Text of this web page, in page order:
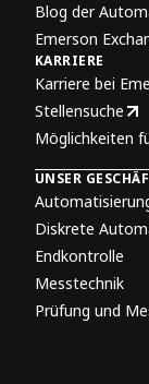
Blog der
Emerson
KARRIERE
Karriere bei
Stellensuche
Möglichkeiten
UNSER
Diskrete
Endkontrolle
Messtechnik
Prüfung und